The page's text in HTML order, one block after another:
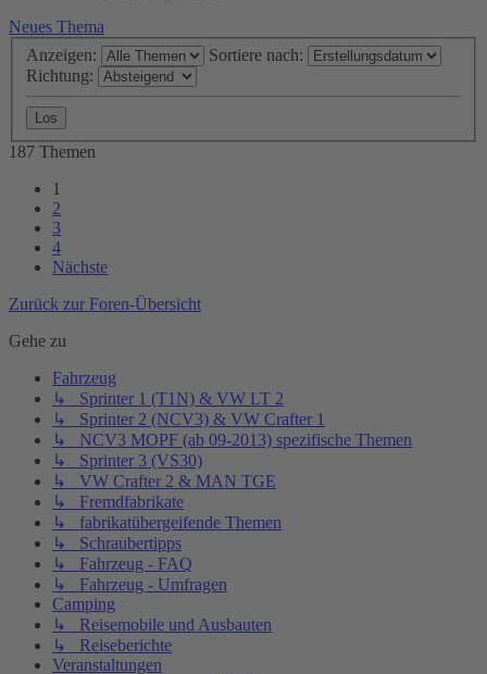
Neues Thema
Anzeigen:
Sortiere nach:
Richtung:
187 Themen
1
2
3
4
Nächste
Zurück zur Foren-Übersicht
Gehe zu
Fahrzeug
↳ Sprinter 1 (T1N) & VW LT 2
↳ Sprinter 2 (NCV3) & VW Crafter 1
↳ NCV3 MOPF (ab 09-2013) spezifische Themen
↳ Sprinter 3 (VS30)
↳ VW Crafter 2 & MAN TGE
↳ Fremdfabrikate
↳ fabrikatübergeifende Themen
↳ Schraubertipps
↳ Fahrzeug - FAQ
↳ Fahrzeug - Umfragen
Camping
↳ Reisemobile und Ausbauten
↳ Reiseberichte
Veranstaltungen